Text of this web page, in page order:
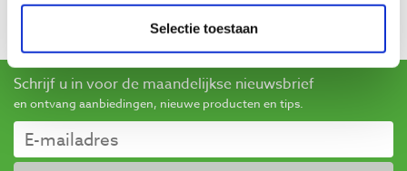
Selectie toestaan
beoordelingen gaat.Meer informatie
Schrijf u in voor de maandelijkse nieuwsbrief
en ontvang aanbiedingen, nieuwe producten en tips.